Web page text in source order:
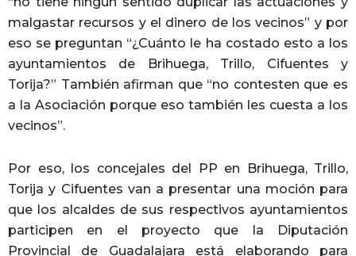
malgastar recursos y el dinero de los vecinos” y por
eso se preguntan “¿Cuánto le ha costado esto a los
ayuntamientos de Brihuega, Trillo, Cifuentes y
Torija?” También afirman que “no contesten que es
a la Asociación porque eso también les cuesta a los
vecinos”.
Por eso, los concejales del PP en Brihuega, Trillo,
Torija y Cifuentes van a presentar una moción para
que los alcaldes de sus respectivos ayuntamientos
participen en el proyecto que la Diputación
Provincial de Guadalajara está elaborando para